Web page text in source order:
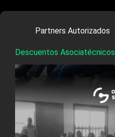
Partners Autorizados
Descuentos Asociatécnicos